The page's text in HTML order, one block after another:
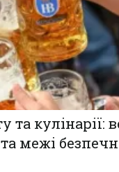
та кулінарії:
межі